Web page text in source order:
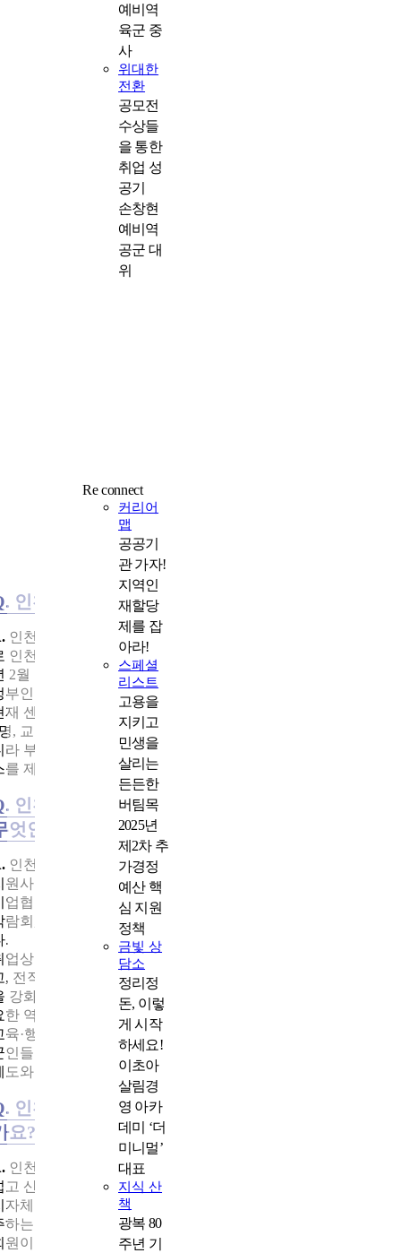
예비역
육군 중
사
위대한
전환
공모전
수상들
을 통한
취업 성
공기
손창현
예비역
공군 대
위
Re connect
커리어
맵
공공기
관 가자!
지역인
재할당
제를 잡
아라!
스페셜
리스트
고용을
지키고
민생을
살리는
든든한
버팀목
2025년
제2차 추
가경정
예산 핵
심 지원
정책
금빛 상
담소
정리정
돈, 이렇
게 시작
하세요!
이초아
살림경
영 아카
데미 ‘더
미니멀’
대표
지식 산
책
광복 80
주년 기
인천제대군인지원센터의 소개 부탁드립니다.
인천제대군인지원센터는 2017년 8월 경기북부보훈지청 소속
인천북부고용복지센터 안에서 처음 문을 열었습니다. 이후
2월 인천보훈지청 직속으로 편제가 변경됐고, 같은 해 12월에
부인천합동청사로 이전해 지금까지 운영되고 있습니다.
재 센터장과 행정직원 2명을 포함해 취업상담팀 4명, 기업협력
, 교육·행정팀 1명 등 총 9명이 근무 중입니다. 인천광역시뿐 아
라 부천시, 광명시, 김포시까지 관할하며 다양한 전직 지원 서비
를 제공합니다.
인천제대군인지원센터에서 운영하는 주요 사업
엇인가요?
인천센터는 제대군인들의 원활한 사회 복귀를 돕기 위해 다양
원사업을 운영하고 있습니다.
업협력팀은 지자체 및 관내 기업과 기업단체를 직접 찾아가 채
람회, 인사간담회 등을 열고 제대군인 맞춤 일자리를 발굴합니
.
업상담팀은 회원별 전담 상담사를 배정해 취·창업 상담을 진행
, 전직지원제도와 신청 절차까지 꼼꼼히 안내합니다. 초기 상담
강화해 전역 직후 빠르게 사회에 안착할 수 있도록 돕는 것도
한 역할입니다.
육·행정팀은 취업 워크숍, 전문위탁 교육과정 운영을 통해 제대
인들의 취업역량을 강화하고, 군부대 순회교육을 통해 전직 지
도와 제대군인지원센터를 홍보하고 있습니다.
인천제대군인지원센터만의 차별화된 점은 무엇
요?
인천센터는 전국 10개 센터 중 인원이 가장 적지만, 관할 지역
고 산업 구조가 다양합니다. 인천은 2023년과 2024년 모두 전국
자체 중 2위의 인구 순유입을 기록했고, 주택이나 가족 사유로
하는 제대군인도 많습니다. 이로 인해 다른 지역에서 인천센터
원이 이관되는 경우도 늘고 있습니다.